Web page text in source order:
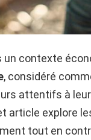
contexte
, considéré
attentifs à
article explore
tout en